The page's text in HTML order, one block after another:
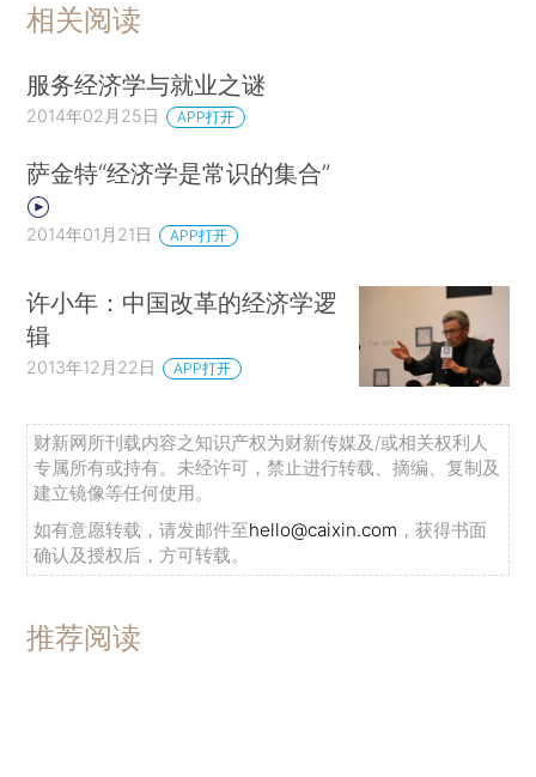
相关阅读
服务经济学与就业之谜
2014年02月25日 APP打开
萨金特“经济学是常识的集合”
2014年01月21日 APP打开
许小年：中国改革的经济学逻
辑
2013年12月22日 APP打开
财新网所刊载内容之知识产权为财新传媒及/或相关权利人
专属所有或持有。未经许可，禁止进行转载、摘编、复制及
建立镜像等任何使用。
如有意愿转载，请发邮件至hello@caixin.com ，获得书面
确认及授权后，方可转载。
推荐阅读